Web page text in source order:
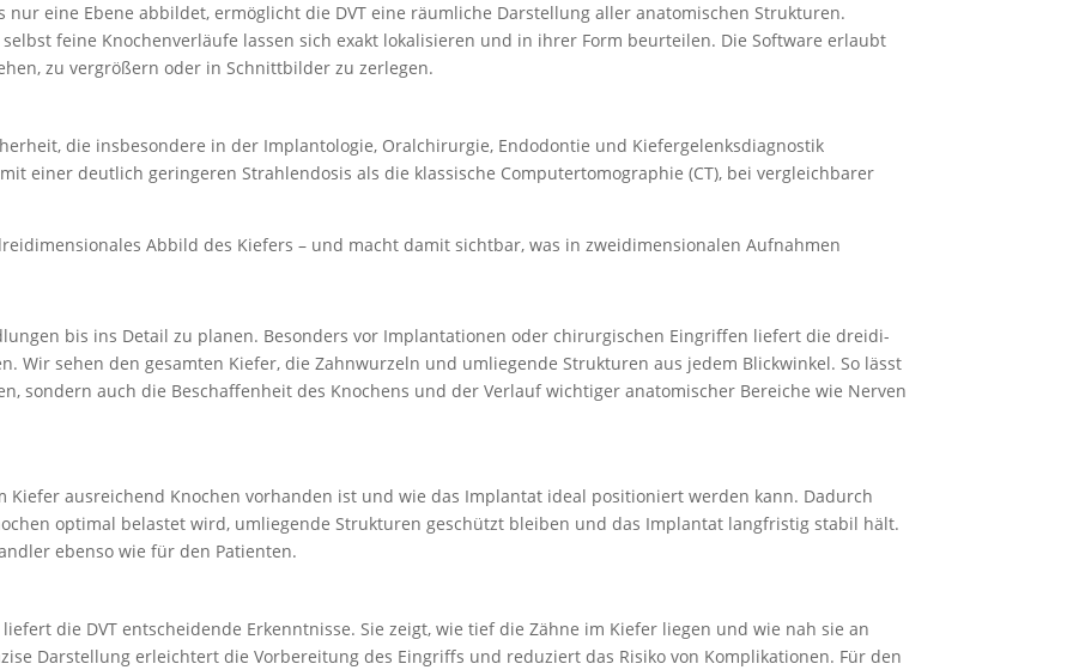
nur eine Ebene abbildet, ermög­licht die DVT eine räumliche Darstellung aller anato­mi­schen Struk­turen.
feine Knochen­ver­läufe lassen sich exakt lokali­sieren und in ihrer Form beurteilen. Die Software erlaubt
zu vergrößern oder in Schnitt­bilder zu zerlegen.
die insbe­sondere in der Implan­to­logie, Oralchir­urgie, Endodontie und Kiefer­ge­lenks­dia­gnostik
einer deutlich gerin­geren Strah­len­dosis als die klassische Compu­ter­to­mo­graphie (CT), bei vergleich­barer
Abbild des Kiefers – und macht damit sichtbar, was in zweidi­men­sio­nalen Aufnahmen
bis ins Detail zu planen. Besonders vor Implan­ta­tionen oder chirur­gi­schen Eingriffen liefert die dreidi­
Wir sehen den gesamten Kiefer, die Zahnwurzeln und umlie­gende Struk­turen aus jedem Blick­winkel. So lässt
sondern auch die Beschaf­fenheit des Knochens und der Verlauf wichtiger anato­mi­scher Bereiche wie Nerven
Kiefer ausrei­chend Knochen vorhanden ist und wie das Implantat ideal positio­niert werden kann. Dadurch
optimal belastet wird, umlie­gende Struk­turen geschützt bleiben und das Implantat langfristig stabil hält.
ebenso wie für den Patienten.
die DVT entschei­dende Erkennt­nisse. Sie zeigt, wie tief die Zähne im Kiefer liegen und wie nah sie an
Darstellung erleichtert die Vorbe­reitung des Eingriffs und reduziert das Risiko von Kompli­ka­tionen. Für den